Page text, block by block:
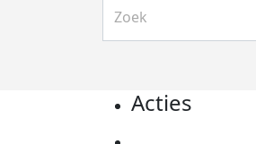
Acties